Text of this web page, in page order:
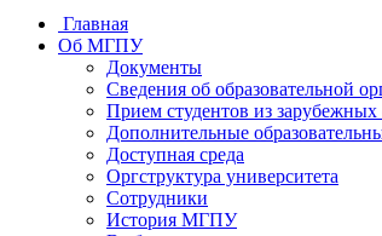
Главная
Об МГПУ
Документы
Сведения об образовательной
Прием студентов из зарубежных
Дополнительные
Доступная среда
Оргструктура университета
Сотрудники
История МГПУ